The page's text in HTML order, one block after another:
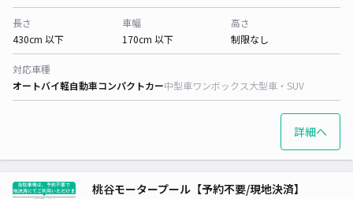
長さ
430cm 以下
車幅
170cm 以下
高さ
制限なし
対応車種
オートバイ軽自動車コンパクトカー中型車ワンボックス大型車・SUV
詳細へ
桃谷モータープール【予約不要/現地決済】